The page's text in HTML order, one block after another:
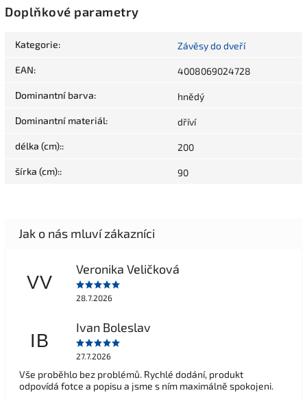
Doplňkové parametry
Kategorie: Závěsy do dveří
EAN: 4008069024728
Dominantní barva: hnědý
Dominantní materiál: dříví
délka (cm):: 200
šírka (cm):: 90
VV
Veronika Veličková
28.7.2026
IB
Ivan Boleslav
27.7.2026
Vše proběhlo bez problémů. Rychlé dodání, produkt
odpovídá fotce a popisu a jsme s ním maximálně spokojeni.